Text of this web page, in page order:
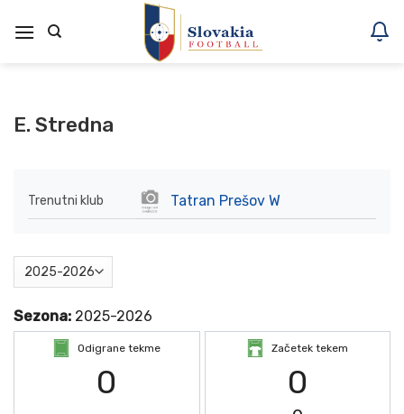
na
E. Stredna
Trenutni klub Tatran Prešov W
Sezona: 2025-2026
Odigrane tekme
0
Začetek tekem
0